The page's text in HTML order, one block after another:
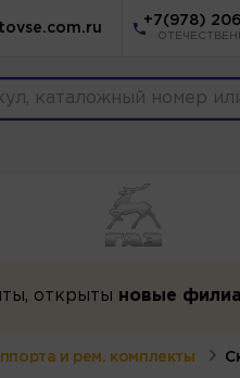
+7(978)
открыты новые
и рем. комплекты